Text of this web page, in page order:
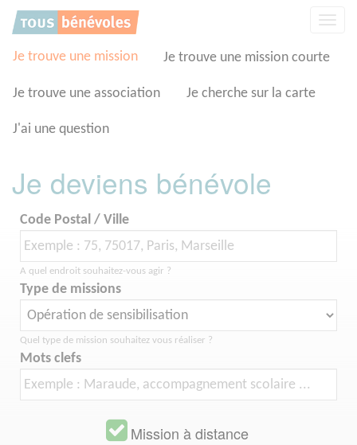
Je trouve une mission Je trouve une mission courte
Je trouve une association Je cherche sur la carte
J'ai une question
Je deviens bénévole
Code Postal / Ville
A quel endroit souhaitez-vous agir ?
Type de missions
Quel type de mission souhaitez vous réaliser ?
Mots clefs
Mission à distance
Panneau de gestion des cookies